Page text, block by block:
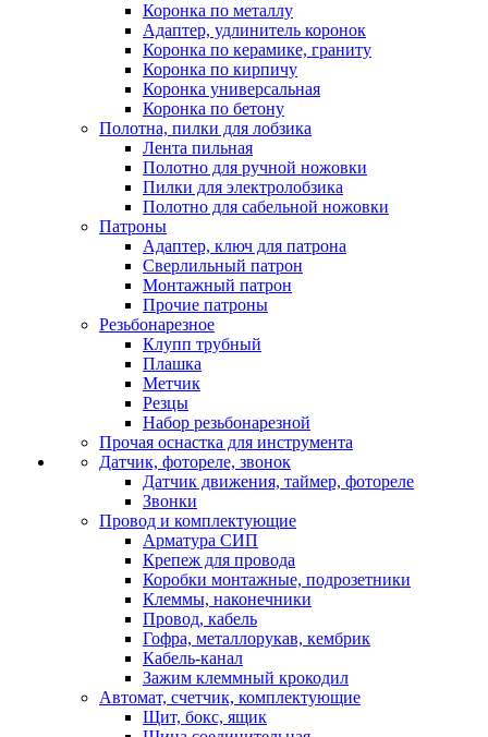
Коронка по металлу
Адаптер, удлинитель коронок
Коронка по керамике, граниту
Коронка по кирпичу
Коронка универсальная
Коронка по бетону
Полотна, пилки для лобзика
Лента пильная
Полотно для ручной ножовки
Пилки для электролобзика
Полотно для сабельной ножовки
Патроны
Адаптер, ключ для патрона
Сверлильный патрон
Монтажный патрон
Прочие патроны
Резьбонарезное
Клупп трубный
Плашка
Метчик
Резцы
Набор резьбонарезной
Прочая оснастка для инструмента
Датчик, фотореле, звонок
Датчик движения, таймер, фотореле
Звонки
Провод и комплектующие
Арматура СИП
Крепеж для провода
Коробки монтажные, подрозетники
Клеммы, наконечники
Провод, кабель
Гофра, металлорукав, кембрик
Кабель-канал
Зажим клеммный крокодил
Автомат, счетчик, комплектующие
Щит, бокс, ящик